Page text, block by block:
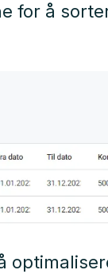
for å